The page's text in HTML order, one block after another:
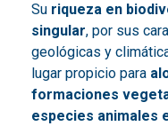
Su riqueza en
singular, por sus
geológicas y
lugar propicio para
formaciones
especies animales